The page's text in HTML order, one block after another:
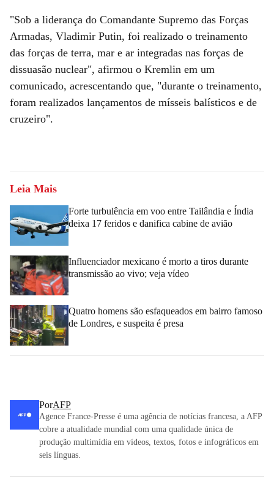
"Sob a liderança do Comandante Supremo das Forças
Armadas, Vladimir Putin, foi realizado o treinamento
das forças de terra, mar e ar integradas nas forças de
dissuasão nuclear", afirmou o Kremlin em um
comunicado, acrescentando que, "durante o treinamento,
foram realizados lançamentos de mísseis balísticos e de
cruzeiro".
Leia Mais
Forte turbulência em voo entre Tailândia e Índia
deixa 17 feridos e danifica cabine de avião
Influenciador mexicano é morto a tiros durante
transmissão ao vivo; veja vídeo
Quatro homens são esfaqueados em bairro famoso
de Londres, e suspeita é presa
PorAFP
Agence France-Presse é uma agência de notícias francesa, a AFP
cobre a atualidade mundial com uma qualidade única de
produção multimídia em vídeos, textos, fotos e infográficos em
seis línguas.